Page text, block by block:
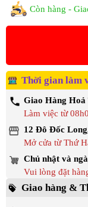
Còn hàng -
Thời gian làm
Giao Hàng Hoả
Làm việc từ
12 Đô Đốc
Mở cửa từ Thứ
Chủ nhật và
Vui lòng đặt
Giao hàng &